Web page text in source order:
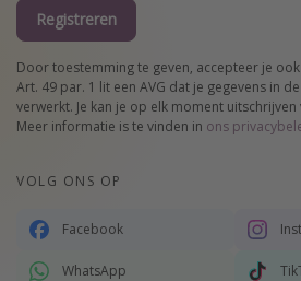
Registreren
Door toestemming te geven, accepteer je
Art. 49 par. 1 lit een AVG dat je gegevens in
verwerkt. Je kan je op elk moment
Meer informatie is te vinden in ons
VOLG ONS OP
Facebook
WhatsApp